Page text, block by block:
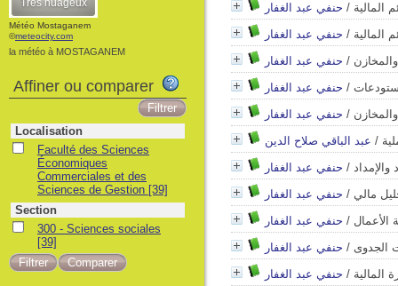
المالية / حنفي عبد الغفار
المالية / حنفي عبد الغفار
/ حنفي عبد الغفار
/ حنفي عبد الغفار
/ حنفي عبد الغفار
/ عبد الباقي صلاح الدين
/ حنفي عبد الغفار
مالي / حنفي عبد الغفار
الأعمال / حنفي عبد الغفار
الجدوى / حنفي عبد الغفار
المالية / حنفي عبد الغفار
Météo Mostaganem
©meteocity.com
la météo à MOSTAGANEM
Affiner ou comparer
Localisation
Faculté des Sciences
Économiques
Commerciales et des
Sciences de Gestion [39]
Section
300 - Sciences sociales
[39]